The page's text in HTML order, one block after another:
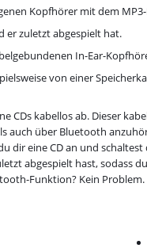
Kopfhörer mit dem
er zuletzt abgespielt hat.
In-Ear-
von einer
CDs kabellos ab. Dieser
auch über Bluetooth
dir eine CD an und
abgespielt hast, sodass
Funktion? Kein